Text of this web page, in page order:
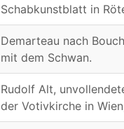
Schabkunstblatt in
Demarteau nach
mit dem Schwan.
Rudolf Alt,
der Votivkirche in